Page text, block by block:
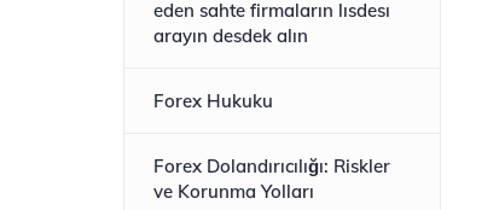
eden sahte firmaların lısdesı
arayın desdek alın
Forex Hukuku
Forex Dolandırıcılığı: Riskler
ve Korunma Yolları